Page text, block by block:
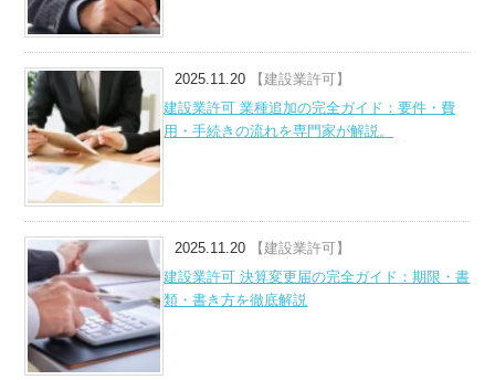
2025.11.20
【建設業許可】
建設業許可 業種追加の完全ガイド：要件・費
用・手続きの流れを専門家が解説。
2025.11.20
【建設業許可】
建設業許可 決算変更届の完全ガイド：期限・書
類・書き方を徹底解説